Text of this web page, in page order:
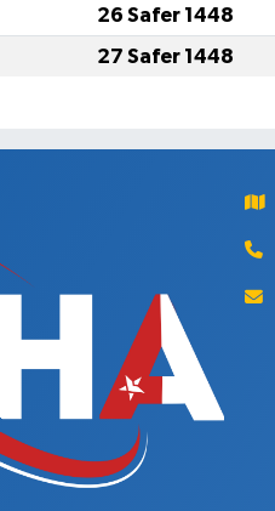
26 Safer 1448
27 Safer 1448